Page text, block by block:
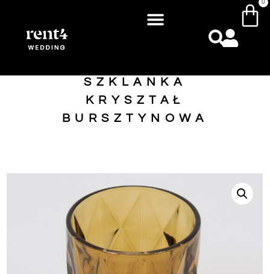
0
SZKLANKA
KRYSZTAŁ
BURSZTYNOWA